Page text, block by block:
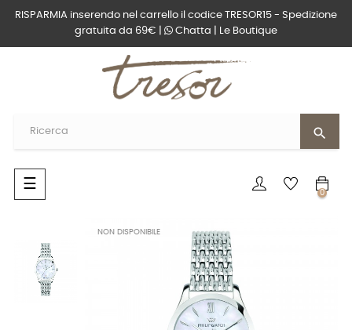
RISPARMIA inserendo nel carrello il codice TRESOR15 - Spedizione
gratuita da 69€ |
Chatta Le Boutique
search
navigazione
Toggle
☰
0
NON DISPONIBILE